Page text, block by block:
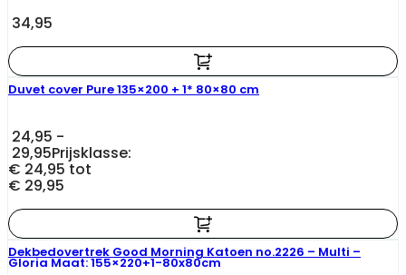
34,95
Duvet cover Pure 135×200 + 1* 80×80 cm
24,95 -
29,95Prijsklasse:
€ 24,95 tot
€ 29,95
Dekbedovertrek Good Morning Katoen no.2226 – Multi –
Gloria Maat: 155×220+1-80x80cm